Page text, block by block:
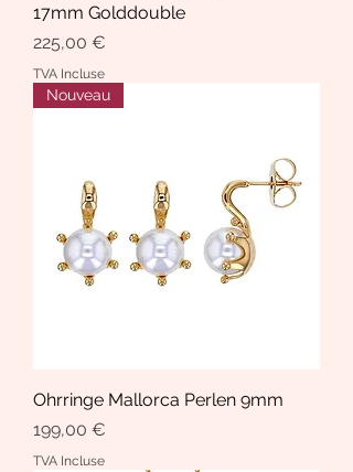
17mm Golddouble
Prix
225,00 €
TVA Incluse
Nouveau
Ohrringe Mallorca Perlen 9mm
Prix
199,00 €
TVA Incluse